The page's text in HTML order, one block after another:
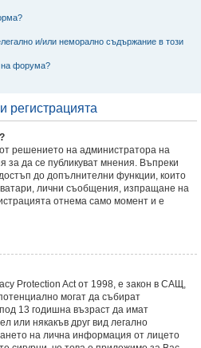
и/или неморално съдържание в този
на форума?
регистрацията
решението на администратора на
за да се публикуват мнения. Въпреки
до допълнителни функции, които
лични съобщения, изпращане на
отнема само момент и е
Protection Act от 1998, е закон в САЩ,
могат да събират
13 годишна възраст да имат
или някакъв друг вид легално
на лична информация от лицето